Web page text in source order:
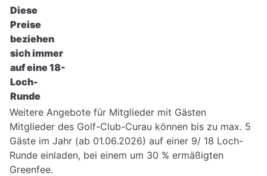
Diese
Preise
beziehen
sich immer
auf eine 18-
Loch-
Runde
Weitere Angebote für Mitglieder mit Gästen
Mitglieder des Golf-Club-Curau können bis zu max. 5
Gäste im Jahr (ab 01.06.2026) auf einer 9/ 18 Loch-
Runde einladen, bei einem um 30 % ermäßigten
Greenfee.